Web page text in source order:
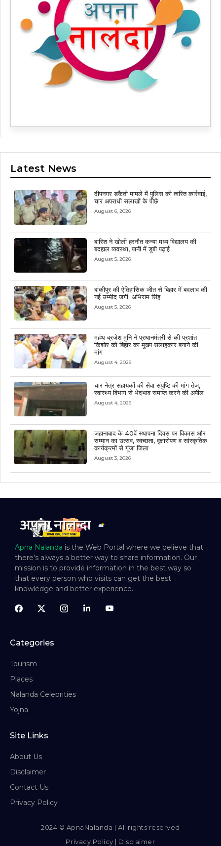
Latest News
दीपनगर डकैती मामले में पुलिस की त्वरित कार्रवाई,
चार अपराधी सलाखों के पीछे
August 6, 2026
बारिश ने खोली हरनौत कन्या मध्य विद्यालय की
बदहाल व्यवस्था, पानी में डूबी पढ़ाई
August 5, 2026
बांकीपुर की ऐतिहासिक जीत से बिहार में बदलाव की
नई उम्मीद जगी: अभिराम सिंह
August 5, 2026
महंथ ब्रजेश मुनि ने प्रधानमंत्री से की प्रशांत
किशोर को बिहार का मुख्य सलाहकार बनाने की
मांग
August 4, 2026
चार नेत्र सहायकों की सेवा संपुष्टि की मांग तेज,
स्वास्थ्य विभाग से भेदभाव समाप्त करने की अपील
August 4, 2026
जहानाबाद के 40वें स्थापना दिवस पर विकास और
सम्मान का उत्सव, स्वच्छता, वृक्षारोपण व सांस्कृतिक
कार्यक्रमों से गूंजा जिला
August 3, 2026
Apna Nalanda is the Web Portal where we believe that
there’s always a better way to share information. Our
mission is to provide information in the best way so
that every person who visits can get the best
knowledge and better experience.
Categories
Tourism
Places
Nalanda Celebrities
Yojna
Site Links
About Us
Disclaimer
Contact Us
Privacy Policy
2024 © ApnaNalanda | All rights reserved
Privacy Policy | Disclaimer